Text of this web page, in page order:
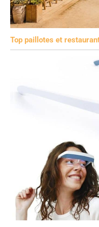
Top paillotes et